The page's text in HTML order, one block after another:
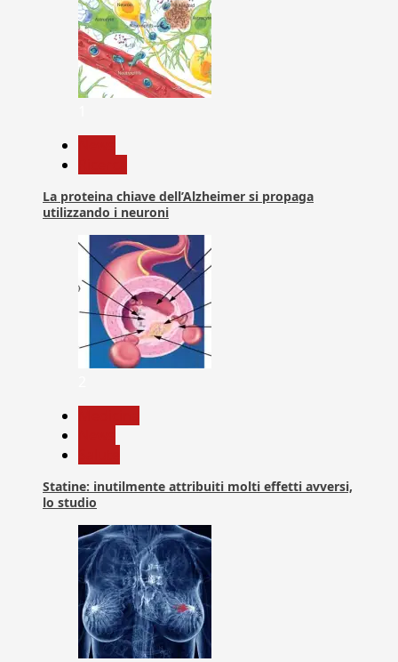
La proteina chiave dell’Alzheimer si propaga
utilizzando i neuroni
Statine: inutilmente attribuiti molti effetti avversi,
lo studio